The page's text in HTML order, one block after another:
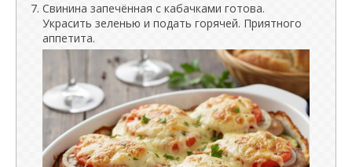
Свинина запечённая с кабачками готова.
Украсить зеленью и подать горячей. Приятного
аппетита.